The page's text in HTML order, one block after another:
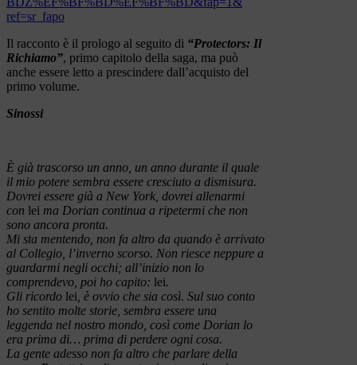
ref=sr_fapo
Il racconto è il prologo al seguito di “Protectors: Il
Richiamo”, primo capitolo della saga, ma può
anche essere letto a prescindere dall’acquisto del
primo volume.
Sinossi
È già trascorso un anno, un anno durante il quale
il mio potere sembra essere cresciuto a dismisura.
Dovrei essere già a New York, dovrei allenarmi
con lei ma Dorian continua a ripetermi che non
sono ancora pronta.
Mi sta mentendo, non fa altro da quando è arrivato
al Collegio, l’inverno scorso. Non riesce neppure a
guardarmi negli occhi; all’inizio non lo
comprendevo, poi ho capito: lei.
Gli ricordo lei , è ovvio che sia così. Sul suo conto
ho sentito molte storie, sembra essere una
leggenda nel nostro mondo, così come Dorian lo
era prima di… prima di perdere ogni cosa.
La gente adesso non fa altro che parlare della